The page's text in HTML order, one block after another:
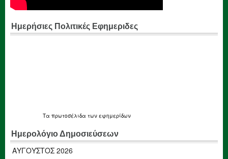
Ημερήσιες Πολιτικές Εφημεριδες
Τα πρωτοσέλιδα των εφημερίδων
Ημερολόγιο Δημοσιεύσεων
ΑΎΓΟΥΣΤΟΣ 2026